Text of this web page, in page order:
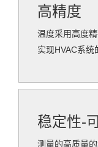
高精度
温度采用高度
实现HVAC系统
稳定性-
测量的高质量